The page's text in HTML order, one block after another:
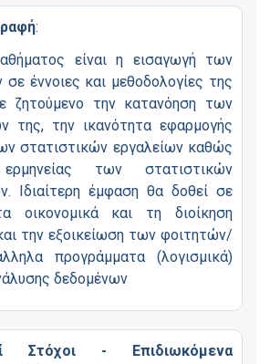
:
είναι η εισαγωγή των
έννοιες και μεθοδολογίες της
ζητούμενο την κατανόηση των
της, την ικανότητα εφαρμογής
στατιστικών εργαλείων καθώς
των στατιστικών
Ιδιαίτερη έμφαση θα δοθεί σε
οικονομικά και τη διοίκηση
την εξοικείωση των φοιτητών/
προγράμματα (λογισμικά)
δεδομένων
Στόχοι - Επιδιωκόμενα